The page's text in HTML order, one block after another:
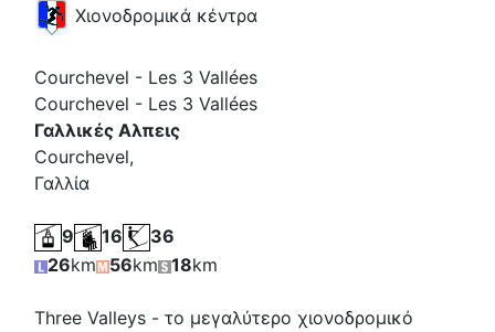
Χιονοδρομικά κέντρα
Courchevel - Les 3 Vallées
Courchevel - Les 3 Vallées
Γαλλικές Αλπεις
Courchevel,
Γαλλία
9 16
36
26km 56km 18km
Three Valleys - το μεγαλύτερο χιονοδρομικό